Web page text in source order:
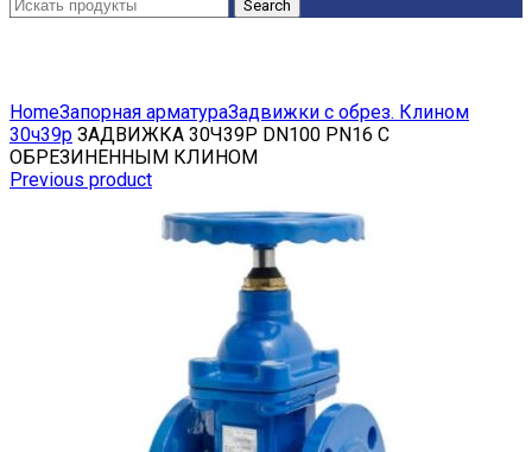
Search
HomeЗапорная арматураЗадвижки с обрез. Клином
30ч39р ЗАДВИЖКА 30Ч39Р DN100 PN16 С
ОБРЕЗИНЕННЫМ КЛИНОМ
Previous product